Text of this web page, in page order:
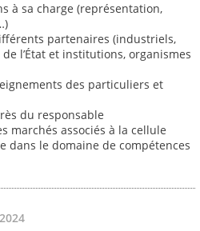
à sa charge (représentation,
partenaires (industriels,
l’État et institutions, organismes
des particuliers et
du responsable
marchés associés à la cellule
dans le domaine de compétences